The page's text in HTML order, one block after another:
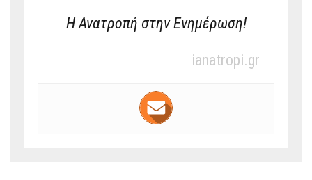
Η Ανατροπή στην Ενημέρωση!
ianatropi.gr